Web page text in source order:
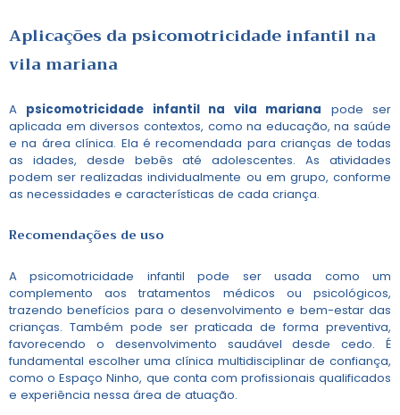
Aplicações dapsicomotricidade infantil na
vila mariana
A psicomotricidade infantil na vila mariana pode ser
aplicada em diversos contextos, como na educação, na saúde
e na área clínica. Ela é recomendada para crianças de todas
as idades, desde bebês até adolescentes. As atividades
podem ser realizadas individualmente ou em grupo, conforme
as necessidades e características de cada criança.
Recomendações de uso
A psicomotricidade infantil pode ser usada como um
complemento aos tratamentos médicos ou psicológicos,
trazendo benefícios para o desenvolvimento e bem-estar das
crianças. Também pode ser praticada de forma preventiva,
favorecendo o desenvolvimento saudável desde cedo. É
fundamental escolher uma clínica multidisciplinar de confiança,
como o Espaço Ninho, que conta com profissionais qualificados
e experiência nessa área de atuação.